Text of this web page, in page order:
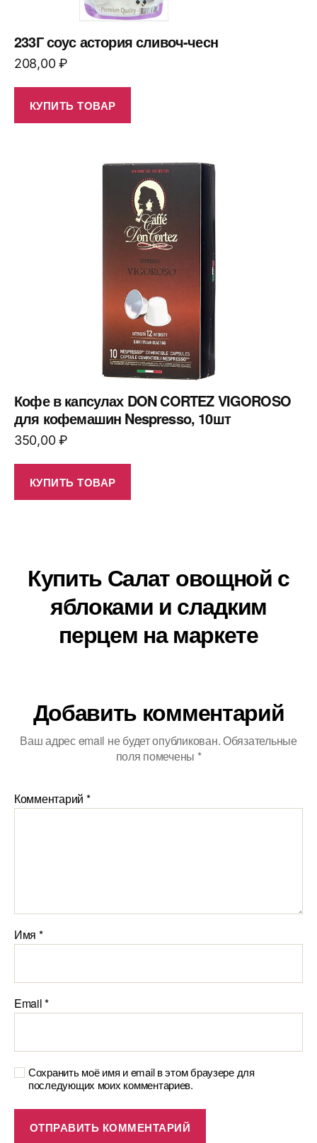
233Г соус астория сливоч-чесн
208,00₽
КУПИТЬ ТОВАР
Кофе в капсулах DON CORTEZ VIGOROSO
для кофемашин Nespresso, 10шт
350,00₽
КУПИТЬ ТОВАР
Купить Салат овощной с
яблоками и сладким
перцем на маркете
Добавить комментарий
Ваш адрес email не будет опубликован.Обязательные
поля помечены *
Комментарий *
Имя *
Email*
Сохранить моё имя и email в этом браузере для
последующих моих комментариев.